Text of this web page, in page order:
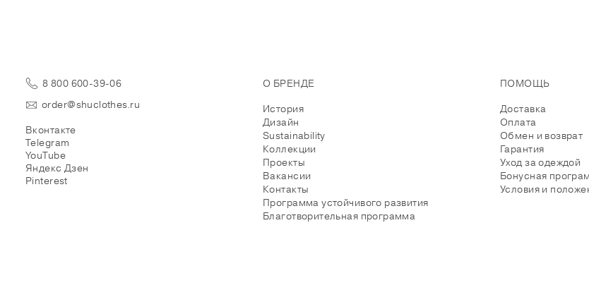
8 800 600-39-06
order@shuclothes.ru
Вконтакте
Telegram
YouTube
Яндекс Дзен
Pinterest
О БРЕНДЕ
История
Дизайн
Sustainability
Коллекции
Проекты
Вакансии
Контакты
Программа устойчивого развития
Благотворительная программа
ПОМОЩЬ
Доставка
Оплата
Обмен и возврат
Гарантия
Уход за одеждой
Бонусная
Условия и